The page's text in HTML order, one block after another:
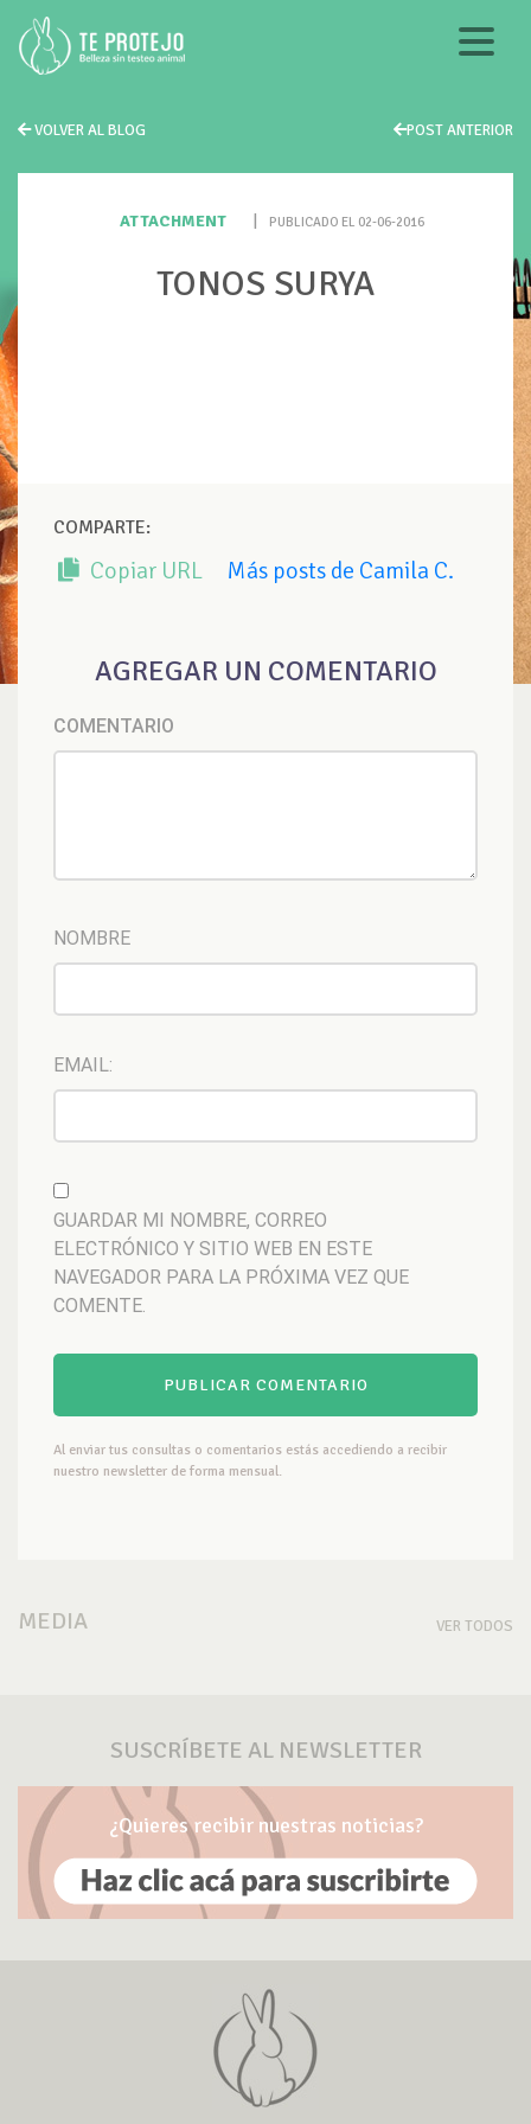
VOLVER AL BLOG POST ANTERIOR
ATTACHMENT PUBLICADO EL 02-06-2016
TONOS SURYA
COMPARTE:
Copiar URL Más posts de Camila C.
AGREGAR UN COMENTARIO
COMENTARIO
NOMBRE
EMAIL:
GUARDAR MI NOMBRE, CORREO
ELECTRÓNICO Y SITIO WEB EN ESTE
NAVEGADOR PARA LA PRÓXIMA VEZ QUE
COMENTE.
Al enviar tus consultas o comentarios estás accediendo a recibir
nuestro newsletter de forma mensual.
MEDIA VER TODOS
SUSCRÍBETE AL NEWSLETTER
¿Quieres recibir nuestras noticias?